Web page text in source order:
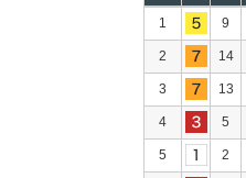
1 9
2 14
3 13
4 5
5 2